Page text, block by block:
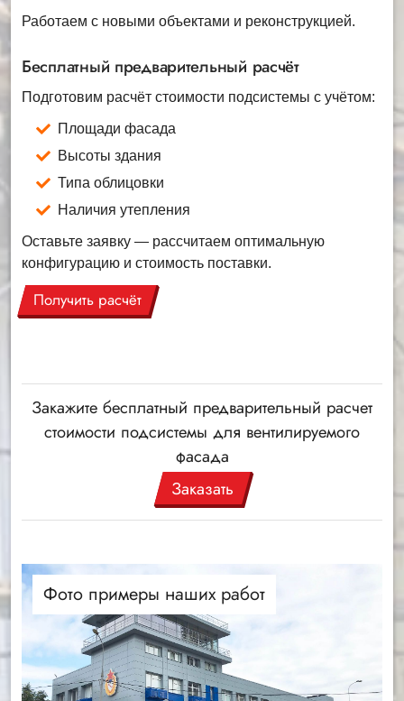
Работаем с новыми объектами и реконструкцией.
Бесплатный предварительный расчёт
Подготовим расчёт стоимости подсистемы с учётом:
Площади фасада
Высоты здания
Типа облицовки
Наличия утепления
Оставьте заявку — рассчитаем оптимальную
конфигурацию и стоимость поставки.
Получить расчёт
Закажите бесплатный предварительный расчет
стоимости подсистемы для вентилируемого
фасада
Заказать
Фото примеры наших работ